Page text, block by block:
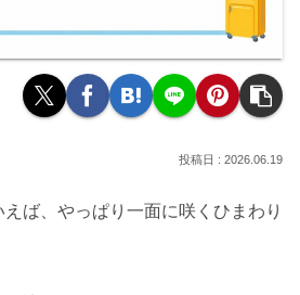
2026.06.19
ば、やっぱり一面に咲くひまわり